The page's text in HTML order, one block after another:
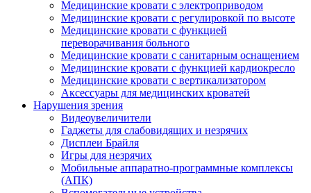
Медицинские кровати с электроприводом
Медицинские кровати с регулировкой по высоте
Медицинские кровати с функцией
переворачивания больного
Медицинские кровати с санитарным оснащением
Медицинские кровати с функцией кардиокресло
Медицинские кровати с вертикализатором
Аксессуары для медицинских кроватей
Нарушения зрения
Видеоувеличители
Гаджеты для слабовидящих и незрячих
Дисплеи Брайля
Игры для незрячих
Мобильные аппаратно-программные комплексы
(АПК)